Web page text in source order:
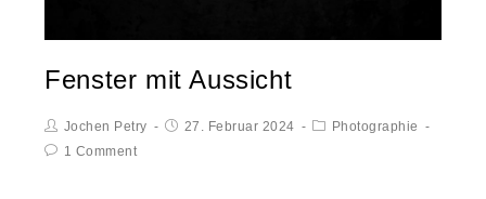
Fenster mit Aussicht
Jochen Petry 27. Februar 2024
Photographie
1 Comment